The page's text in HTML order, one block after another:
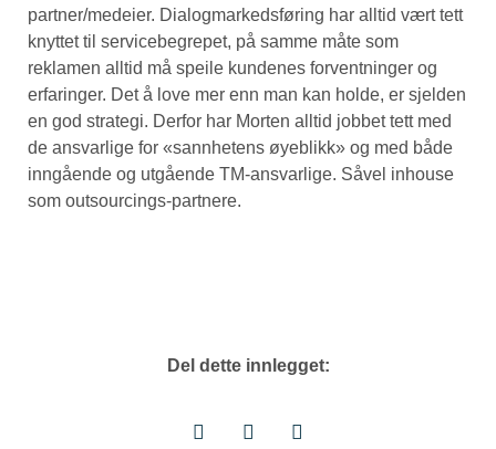
partner/medeier. Dialogmarkedsføring har alltid vært tett
knyttet til servicebegrepet, på samme måte som
reklamen alltid må speile kundenes forventninger og
erfaringer. Det å love mer enn man kan holde, er sjelden
en god strategi. Derfor har Morten alltid jobbet tett med
de ansvarlige for «sannhetens øyeblikk» og med både
inngående og utgående TM-ansvarlige. Såvel inhouse
som outsourcings-partnere.
Del dette innlegget: